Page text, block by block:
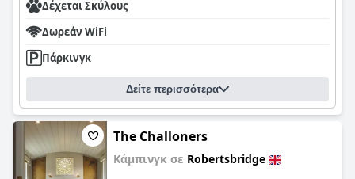
Δέχεται Σκύλους
Δωρεάν WiFi
Πάρκινγκ
Δείτε περισσότερα
The Challoners
Κάμπινγκ σε Robertsbridge